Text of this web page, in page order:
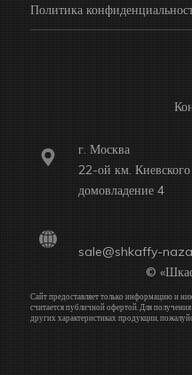
Политика
г. Москва
22-ой км.
домовладение 4
sale@shkaffy-
©
Сайт предоставляет только информацию и
считается публичной офертой. Для
других характеристиках продукции,